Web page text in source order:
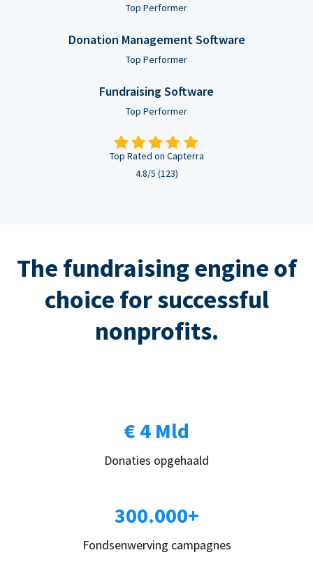
Top Performer
Donation Management Software
Top Performer
Fundraising Software
Top Performer
Top Rated on Capterra
4.8/5 (123)
The fundraising engine of
choice for successful
nonprofits.
€ 4 Mld
Donaties opgehaald
300.000+
Fondsenwerving campagnes